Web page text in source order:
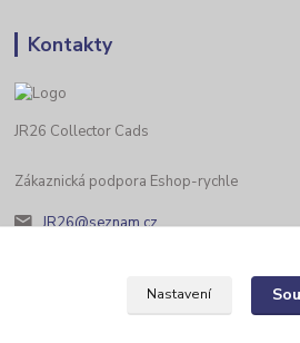
Kontakty
JR26 Collector Cads
Zákaznická podpora Eshop-rychle
JR26@seznam.cz
Nastavení